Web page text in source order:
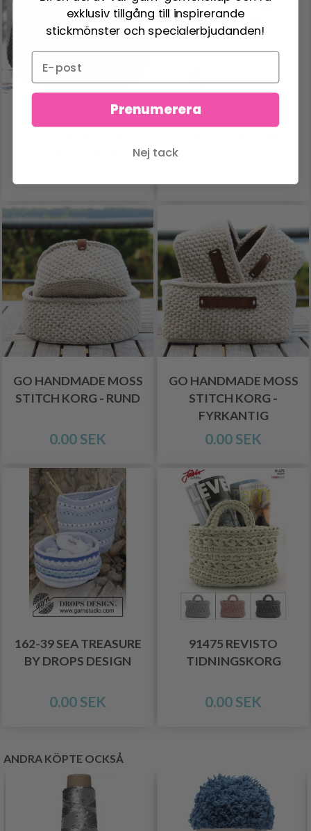
GO HANDMADE MOSS
170-40 QUITO BY
GO HANDMADE MOSS
STITCH KORG - RUND
0.00 SEK
GO HANDMADE MOSS
STITCH KORG -
FYRKANTIG
0.00 SEK
162-39 SEA TREASURE
BY DROPS DESIGN
0.00 SEK
91475 REVISTO
TIDNINGSKORG
0.00 SEK
ANDRA KÖPTE OCKSÅ
exklusiv tillgång till inspirerande
stickmönster och specialerbjudanden!
Prenumerera
Nej tack